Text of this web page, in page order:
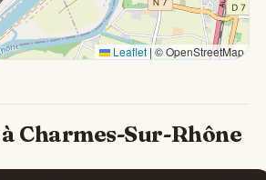
Leaflet | © OpenStreetMap
Charmes-Sur-Rhône